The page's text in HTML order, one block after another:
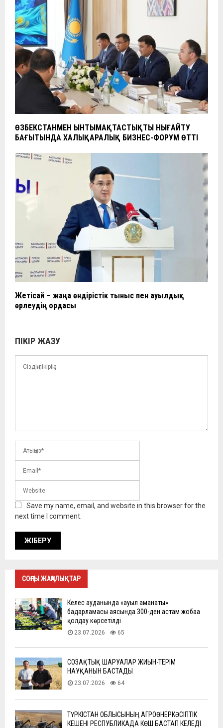
ӨЗБЕКСТАНМЕН ЫНТЫМАҚТАСТЫҚТЫ НЫҒАЙТУ
БАҒЫТЫНДА ХАЛЫҚАРАЛЫҚ БИЗНЕС-ФОРУМ ӨТТІ
Жетісай – жаңа өндірістік тыныс пен ауылдық
өрлеудің ордасы
ПІКІР ЖАЗУ
Save my name, email, and website in this browser for the
next time I comment.
СОҢҒЫ ЖАҢАЛЫҚТАР
Келес ауданында «ауыл аманаты»
бағдарламасы аясында 300-ден астам жобаға
қолдау көрсетілді
23.07.2026 65
СОЗАҚТЫҚ ШАРУАЛАР ЖИЫН-ТЕРІМ
НАУҚАНЫН БАСТАДЫ
23.07.2026 64
ТҮРКІСТАН ОБЛЫСЫНЫҢ АГРОӨНЕРКӘСІПТІК
КЕШЕНІ РЕСПУБЛИКАДА КӨШ БАСТАП КЕЛЕДІ